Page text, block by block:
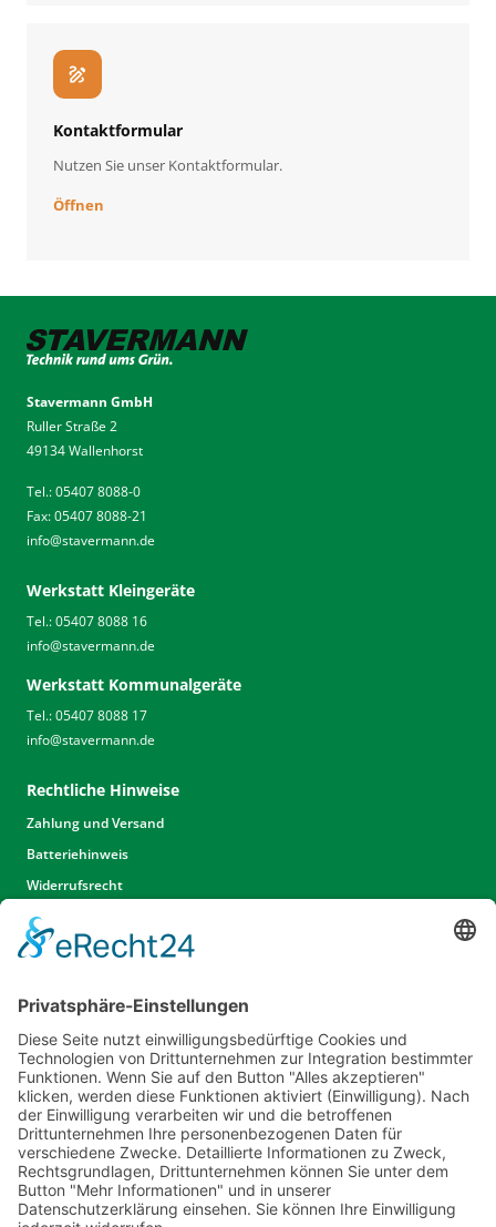
draw
Kontaktformular
Nutzen Sie unser Kontaktformular.
Öffnen
Stavermann GmbH
Ruller Straße 2
49134 Wallenhorst
Tel.: 05407 8088-0
Fax: 05407 8088-21
info@stavermann.de
Werkstatt Kleingeräte
Tel.: 05407 8088 16
info@stavermann.de
Werkstatt Kommunalgeräte
Tel.: 05407 8088 17
info@stavermann.de
Rechtliche Hinweise
Zahlung und Versand
Batteriehinweis
Widerrufsrecht
Widerrufsrecht Dienstleistungen
AGB
Unsere Website
Unser Angebot
Service
Standorte
Karriere
Events & Termine
Kontakt
Kommunal- & Profitechnik